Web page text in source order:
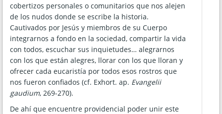
cobertizos personales o comunitarios que nos alejen
de los nudos donde se escribe la historia.
Cautivados por Jesús y miembros de su Cuerpo
integrarnos a fondo en la sociedad, compartir la vida
con todos, escuchar sus inquietudes… alegrarnos
con los que están alegres, llorar con los que lloran y
ofrecer cada eucaristía por todos esos rostros que
nos fueron confiados (cf. Exhort. ap. Evangelii
gaudium, 269-270).
De ahí que encuentre providencial poder unir este